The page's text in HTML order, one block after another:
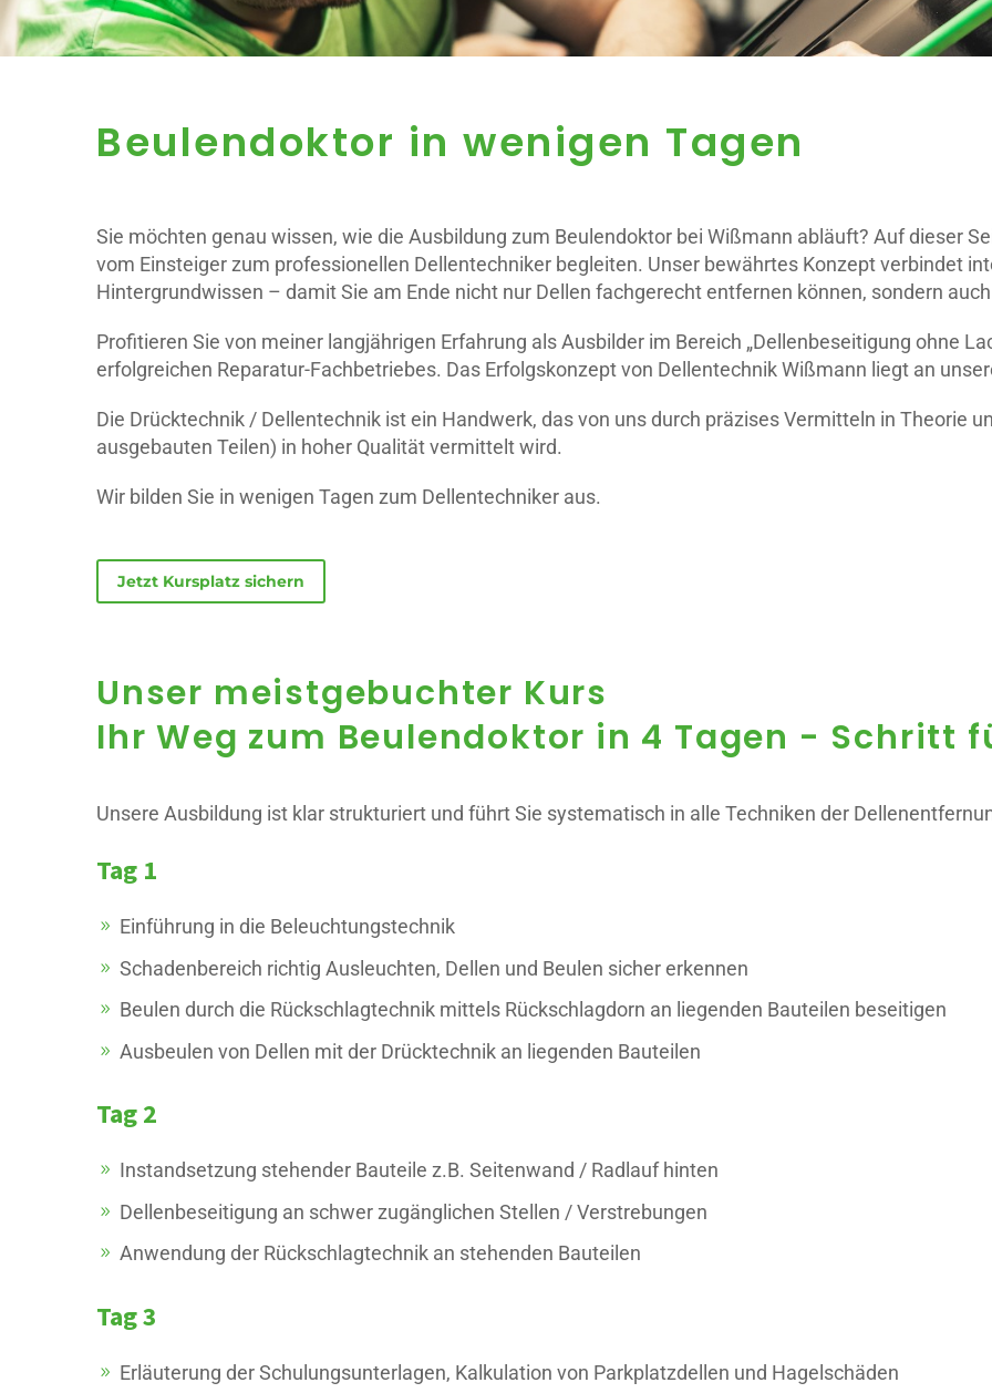
Beulendoktor in wenigen Tagen
Sie möchten genau wissen, wie die Ausbildung zum Beulendoktor bei Wißmann abläuft? Auf dieser
vom Einsteiger zum professionellen Dellentechniker begleiten. Unser bewährtes Konzept verbindet
Hintergrundwissen – damit Sie am Ende nicht nur Dellen fachgerecht entfernen können, sondern
Profitieren Sie von meiner langjährigen Erfahrung als Ausbilder im Bereich „Dellenbeseitigung ohne
erfolgreichen Reparatur-Fachbetriebes. Das Erfolgskonzept von Dellentechnik Wißmann liegt an
Die Drücktechnik / Dellentechnik ist ein Handwerk, das von uns durch präzises Vermitteln in Theorie
ausgebauten Teilen) in hoher Qualität vermittelt wird.
Wir bilden Sie in wenigen Tagen zum Dellentechniker aus.
Jetzt Kursplatz sichern
Unser meistgebuchter Kurs
Ihr Weg zum Beulendoktor in 4 Tagen - Schritt
Unsere Ausbildung ist klar strukturiert und führt Sie systematisch in alle Techniken der
Tag 1
Einführung in die Beleuchtungstechnik
Schadenbereich richtig Ausleuchten, Dellen und Beulen sicher erkennen
Beulen durch die Rückschlagtechnik mittels Rückschlagdorn an liegenden Bauteilen beseitigen
Ausbeulen von Dellen mit der Drücktechnik an liegenden Bauteilen
Tag 2
Instandsetzung stehender Bauteile z.B. Seitenwand / Radlauf hinten
Dellenbeseitigung an schwer zugänglichen Stellen / Verstrebungen
Anwendung der Rückschlagtechnik an stehenden Bauteilen
Tag 3
Erläuterung der Schulungsunterlagen, Kalkulation von Parkplatzdellen und Hagelschäden